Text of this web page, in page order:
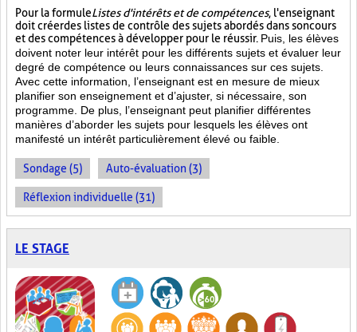
Pour la formuleListes d'intérêts et de compétences, l'enseignant
doit créer des listes de contrôle des sujets abordés dans son cours
et des compétences à développer pour le réussir. Puis, les élèves
doivent noter leur intérêt pour les différents sujets et évaluer leur
degré de compétence ou leurs connaissances sur ces sujets.
Avec cette information, l’enseignant est en mesure de mieux
planifier son enseignement et d’ajuster, si nécessaire, son
programme. De plus, l’enseignant peut planifier différentes
manières d’aborder les sujets pour lesquels les élèves ont
manifesté un intérêt particulièrement élevé ou faible.
Sondage (5) Auto-évaluation (3)
Réflexion individuelle (31)
LE STAGE